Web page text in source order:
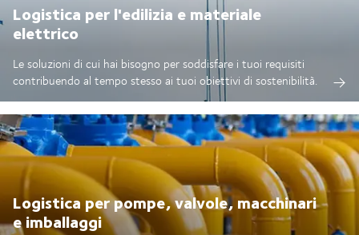
Logistica per l'edilizia e materiale
elettrico
Le soluzioni di cui hai bisogno per soddisfare i tuoi requisiti
contribuendo al tempo stesso ai tuoi obiettivi di sostenibilità.
Logistica per pompe, valvole, macchinari
e imballaggi